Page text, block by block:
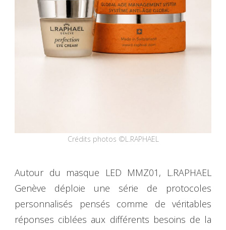
Crédits photos ©L.RAPHAEL
Autour du masque LED MMZ01, L.RAPHAEL
Genève déploie une série de protocoles
personnalisés pensés comme de véritables
réponses ciblées aux différents besoins de la